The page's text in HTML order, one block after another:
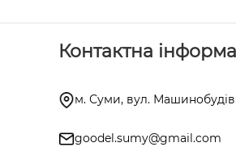
Контактна
м. Суми, вул.
goodel.sumy@gmail.com